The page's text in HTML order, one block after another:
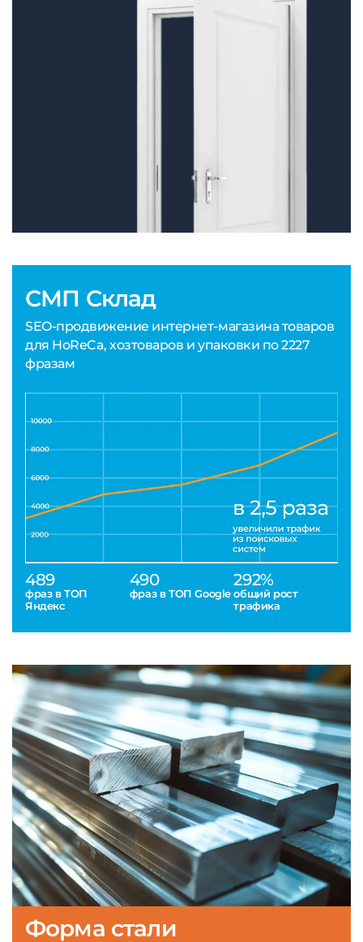
СМП Склад
SEO-продвижение интернет-магазина товаров
для HoReCa, хозтоваров и упаковки по 2227
фразам
489
фраз в ТОП
Яндекс
490
фраз в ТОП Google
292%
общий рост
трафика
Форма стали